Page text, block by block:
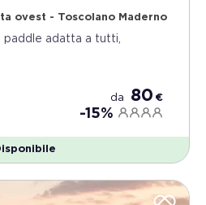
ovest - Toscolano Maderno
paddle adatta a tutti,
da 80 €
-15%